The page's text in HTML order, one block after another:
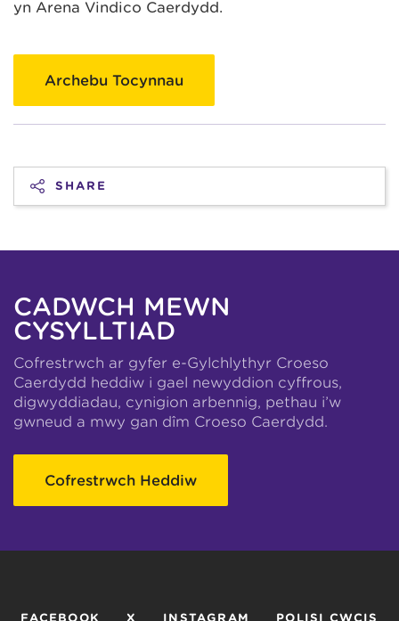
yn Arena Vindico Caerdydd.
Archebu Tocynnau
SHARE
CADWCH MEWN
CYSYLLTIAD
Cofrestrwch ar gyfer e-Gylchlythyr Croeso
Caerdydd heddiw i gael newyddion cyffrous,
digwyddiadau, cynigion arbennig, pethau i’w
gwneud a mwy gan dîm Croeso Caerdydd.
Cofrestrwch Heddiw
FACEBOOK X INSTAGRAM POLISI CWCIS